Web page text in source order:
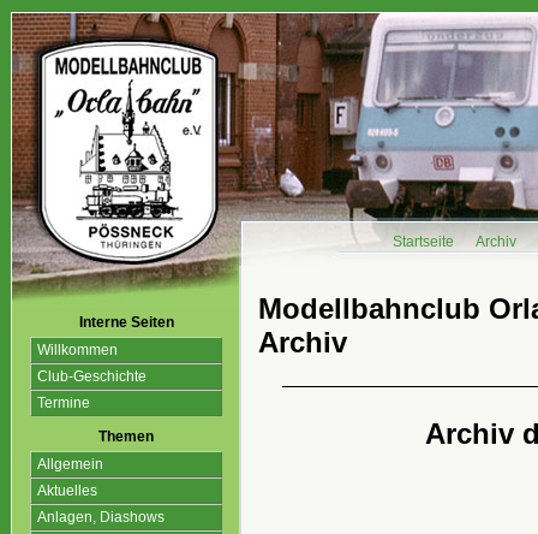
Startseite Archiv
Interne Seiten
Willkommen
Club-Geschichte
Termine
Themen
Allgemein
Aktuelles
Anlagen, Diashows
Modellbahnclub
Archiv
Archiv